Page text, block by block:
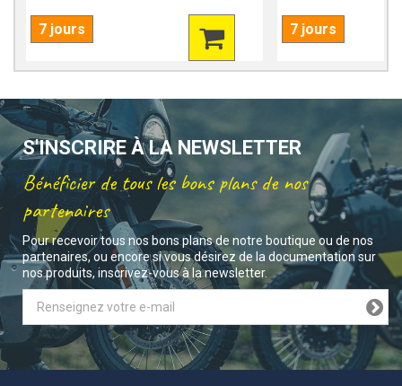
7 jours 7 jours
S'INSCRIRE À LA NEWSLETTER
Bénéficier de tous les bons plans de nos
partenaires
Pour recevoir tous nos bons plans de notre boutique ou de nos
partenaires, ou encore si vous désirez de la documentation sur
nos produits, inscrivez-vous à la newsletter.